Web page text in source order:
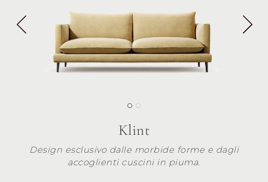
Klint
Design esclusivo dalle morbide forme e dagli
accoglienti cuscini in piuma.